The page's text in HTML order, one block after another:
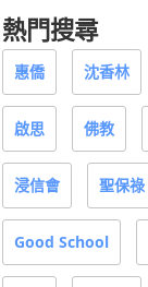
熱門搜尋
惠僑 沈香林
啟思 佛教
浸信會 聖保祿
Good School